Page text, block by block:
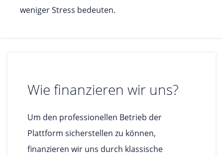
weniger Stress bedeuten.
Wie finanzieren wir uns?
Um den professionellen Betrieb der
Plattform sicherstellen zu können,
finanzieren wir uns durch klassische